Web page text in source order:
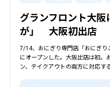
グランフロント大
が」 大阪初出店
7/14、おにぎり専門店「おにぎり
にオープンした。大阪出店は初。
ン、テイクアウトの両方に対応する